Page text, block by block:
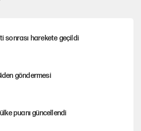
sonrası harekete geçildi
göndermesi
puanı güncellendi